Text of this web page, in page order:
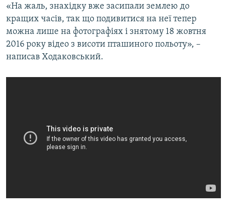
«На жаль, знахідку вже засипали землею до
кращих часів, так що подивитися на неї тепер
можна лише на фотографіях і знятому 18 жовтня
2016 року відео з висоти пташиного польоту», –
написав Ходаковський.